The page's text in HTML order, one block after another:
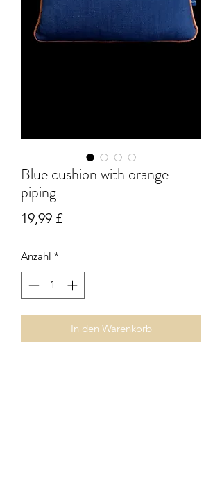
Blue cushion with orange
piping
19,99 £Preis
Anzahl *
In den Warenkorb